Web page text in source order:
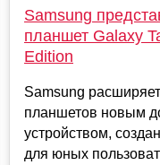
Samsung
планшет Galaxy
Edition
Samsung
планшетов новым
устройством,
для юных